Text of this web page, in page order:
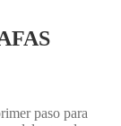
paso para